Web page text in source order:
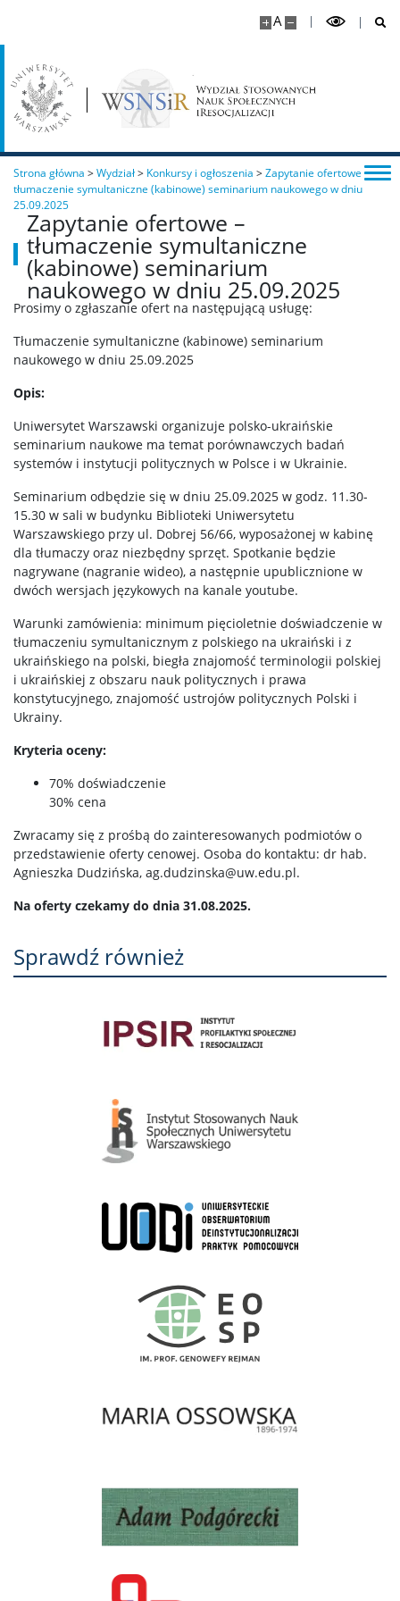
A
Strona główna >Wydział> Konkursy i ogłoszenia >Zapytanie ofertowe –
tłumaczenie symultaniczne (kabinowe) seminarium naukowego w dniu
25.09.2025
Zapytanie ofertowe –
tłumaczenie symultaniczne
(kabinowe) seminarium
naukowego w dniu 25.09.2025
Prosimy o zgłaszanie ofert na następującą usługę:
Tłumaczenie symultaniczne (kabinowe) seminarium
naukowego w dniu 25.09.2025
Opis:
Uniwersytet Warszawski organizuje polsko-ukraińskie
seminarium naukowe ma temat porównawczych badań
systemów i instytucji politycznych w Polsce i w Ukrainie.
Seminarium odbędzie się w dniu 25.09.2025 w godz. 11.30-
15.30 w sali w budynku Biblioteki Uniwersytetu
Warszawskiego przy ul. Dobrej 56/66, wyposażonej w kabinę
dla tłumaczy oraz niezbędny sprzęt. Spotkanie będzie
nagrywane (nagranie wideo), a następnie upublicznione w
dwóch wersjach językowych na kanale youtube.
Warunki zamówienia: minimum pięcioletnie doświadczenie w
tłumaczeniu symultanicznym z polskiego na ukraiński i z
ukraińskiego na polski, biegła znajomość terminologii polskiej
i ukraińskiej z obszaru nauk politycznych i prawa
konstytucyjnego, znajomość ustrojów politycznych Polski i
Ukrainy.
Kryteria oceny:
70% doświadczenie
30% cena
Zwracamy się z prośbą do zainteresowanych podmiotów o
przedstawienie oferty cenowej. Osoba do kontaktu: dr hab.
Agnieszka Dudzińska, ag.dudzinska@uw.edu.pl.
Na oferty czekamy do dnia 31.08.2025.
Sprawdź również